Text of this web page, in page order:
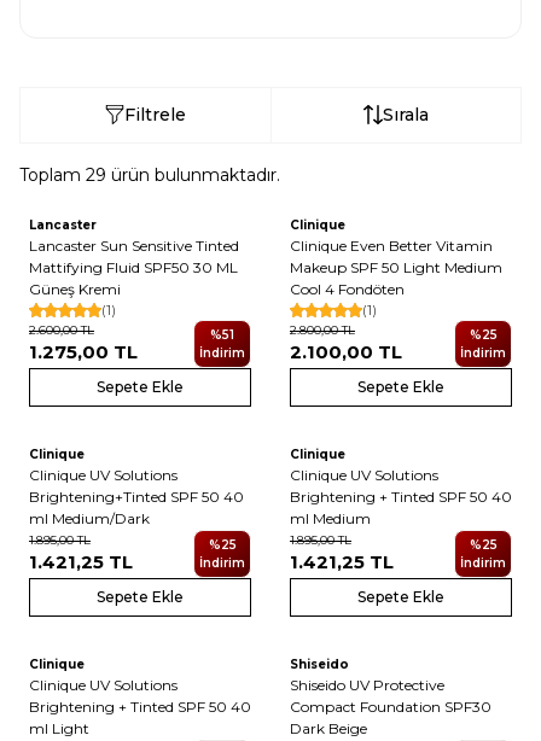
Filtrele Sırala
Toplam 29 ürün bulunmaktadır.
Lancaster
Lancaster Sun Sensitive Tinted
Mattifying Fluid SPF50 30 ML
Güneş Kremi
(1)
2.600,00TL
1.275,00 TL
%51
İndirim
Sepete Ekle
Clinique
Clinique Even Better Vitamin
Makeup SPF 50 Light Medium
Cool 4 Fondöten
(1)
2.800,00TL
2.100,00 TL
%25
İndirim
Sepete Ekle
Yeni
5
Clinique
Clinique UV Solutions
Brightening+Tinted SPF 50 40
ml Medium/Dark
1.895,00TL
1.421,25 TL
%25
İndirim
Sepete Ekle
Yeni
5
Clinique
Clinique UV Solutions
Brightening + Tinted SPF 50 40
ml Medium
1.895,00TL
1.421,25 TL
%25
İndirim
Sepete Ekle
Yeni
5
Clinique
Clinique UV Solutions
Brightening + Tinted SPF 50 40
ml Light
Yeni
Shiseido
Shiseido UV Protective
Compact Foundation SPF30
Dark Beige